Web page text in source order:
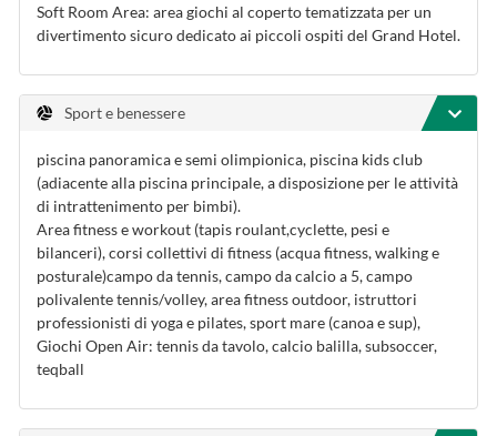
Soft Room Area: area giochi al coperto tematizzata per un
divertimento sicuro dedicato ai piccoli ospiti del Grand Hotel.
Sport e benessere
piscina panoramica e semi olimpionica, piscina kids club
(adiacente alla piscina principale, a disposizione per le attività
di intrattenimento per bimbi).
Area fitness e workout (tapis roulant,cyclette, pesi e
bilanceri), corsi collettivi di fitness (acqua fitness, walking e
posturale)campo da tennis, campo da calcio a 5, campo
polivalente tennis/volley, area fitness outdoor, istruttori
professionisti di yoga e pilates, sport mare (canoa e sup),
Giochi Open Air: tennis da tavolo, calcio balilla, subsoccer,
teqball